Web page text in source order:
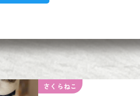
さくらねこ